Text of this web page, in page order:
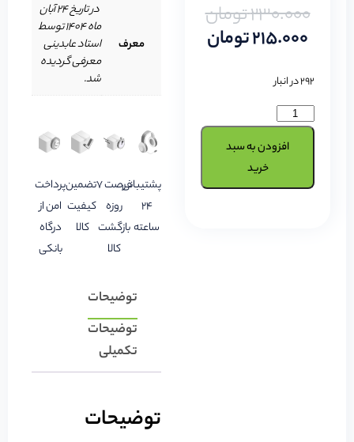
230.000تومان
215.000تومان
292 در انبار
افزودن به سبد
خرید
معرف
در تاریخ 24 آبان
ماه 1404 توسط
استاد عابدینی
معرفی گردیده
شد.
پشتیبانی
24
ساعته
فرصت 7
روزه
بازگشت
کالا
تضمین
کیفیت
کالا
پرداخت
امن از
درگاه
بانکی
توضیحات
توضیحات
تکمیلی
توضیحات